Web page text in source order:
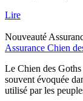
Lire
Nouveauté
Assurance Chien
Le Chien des Goths
souvent évoquée
utilisé par les